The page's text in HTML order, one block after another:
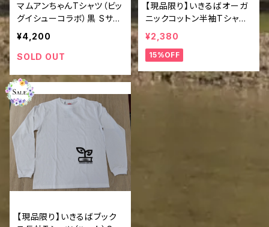
マムアンちゃんTシャツ（ビッ
グイシューコラボ）黒 Sサイ
ズ
¥4,200
SOLD OUT
【現品限り】いきるばオーガ
ニックコットン半袖Tシャツ
（ピンク）Mサイズ
¥2,380
15%OFF
【現品限り】いきるばブック